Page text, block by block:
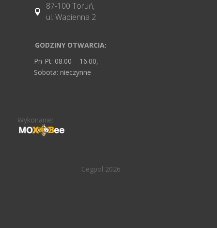

87-100 Toruń,
ul. Wapienna 2
GODZINY OTWARCIA:
Pn-Pt: 08.00 – 16.00,
Sobota: nieczynne
Wykonanie:
Cegpol 2026